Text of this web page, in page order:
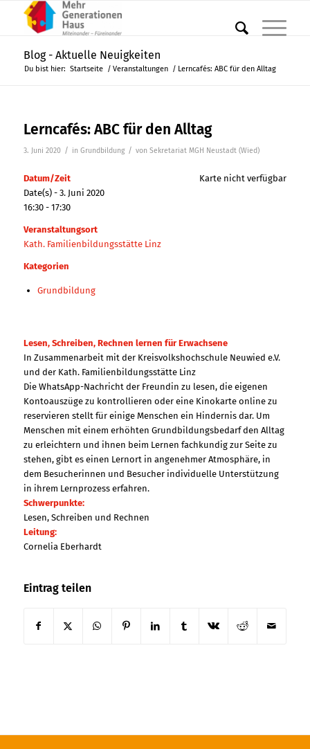
Blog - Aktuelle Neuigkeiten
Du bist hier: Startseite / Veranstaltungen / Lerncafés: ABC für den Alltag
Lerncafés: ABC für den Alltag
3. Juni 2020 / in Grundbildung / von Sekretariat MGH Neustadt (Wied)
Karte nicht verfügbar
Datum/Zeit
Date(s) - 3. Juni 2020
16:30 - 17:30
Veranstaltungsort
Kath. Familienbildungsstätte Linz
Kategorien
Grundbildung
Lesen, Schreiben, Rechnen lernen für Erwachsene
In Zusammenarbeit mit der Kreisvolkshochschule Neuwied e.V.
und der Kath. Familienbildungsstätte Linz
Die WhatsApp-Nachricht der Freundin zu lesen, die eigenen
Kontoauszüge zu kontrollieren oder eine Kinokarte online zu
reservieren stellt für einige Menschen ein Hindernis dar. Um
Menschen mit einem erhöhten Grundbildungsbedarf den Alltag
zu erleichtern und ihnen beim Lernen fachkundig zur Seite zu
stehen, gibt es einen Lernort in angenehmer Atmosphäre, in
dem Besucherinnen und Besucher individuelle Unterstützung
in ihrem Lernprozess erfahren.
Schwerpunkte:
Lesen, Schreiben und Rechnen
Leitung:
Cornelia Eberhardt
Eintrag teilen